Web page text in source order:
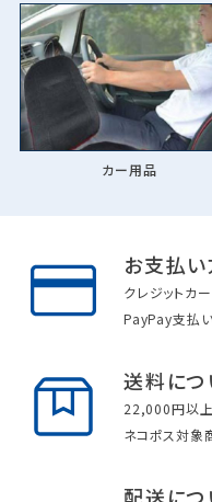
カー用品
お支払
クレジットカ
PayPay支払
送料につ
22,000円以上
ネコポス対